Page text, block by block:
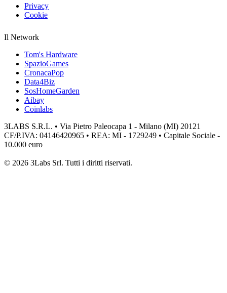
Privacy
Cookie
Il Network
Tom's Hardware
SpazioGames
CronacaPop
Data4Biz
SosHomeGarden
Aibay
Coinlabs
3LABS S.R.L. • Via Pietro Paleocapa 1 - Milano (MI) 20121
CF/P.IVA: 04146420965 • REA: MI - 1729249 • Capitale Sociale -
10.000 euro
© 2026 3Labs Srl. Tutti i diritti riservati.